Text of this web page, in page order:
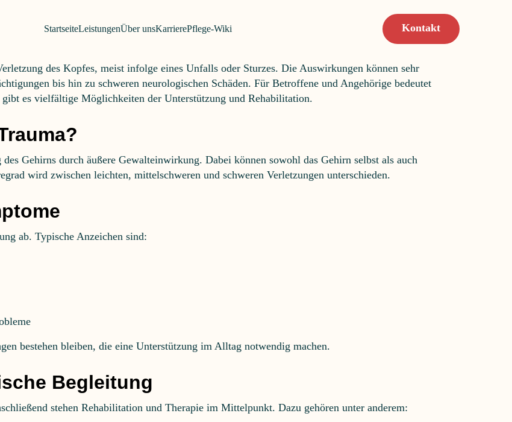
Zum Inhalt springen
StartseiteLeistungenÜber unsKarrierePflege-Wiki Kontakt
TRAUMA (SHT)
des Kopfes, meist infolge eines Unfalls oder Sturzes. Die Auswirkungen können sehr
bis hin zu schweren neurologischen Schäden. Für Betroffene und Angehörige bedeutet
es vielfältige Möglichkeiten der Unterstützung und Rehabilitation.
Gehirns durch äußere Gewalteinwirkung. Dabei können sowohl das Gehirn selbst als auch
wird zwischen leichten, mittelschweren und schweren Verletzungen unterschieden.
ab. Typische Anzeichen sind:
bestehen bleiben, die eine Unterstützung im Alltag notwendig machen.
Begleitung
stehen Rehabilitation und Therapie im Mittelpunkt. Dazu gehören unter anderem: